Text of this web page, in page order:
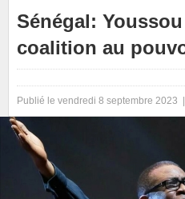
Sénégal:
coalition au
Publié le vendredi 8 septembre 2023 |